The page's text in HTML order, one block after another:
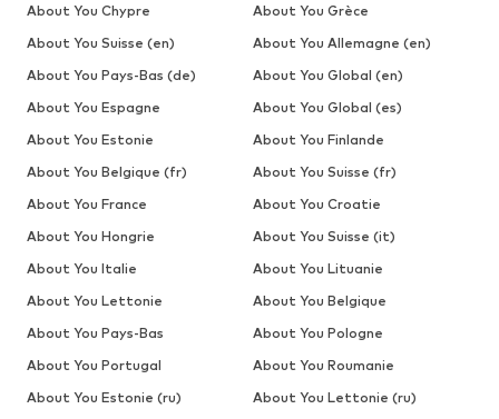
About You Chypre
About You Grèce
About You Suisse (en)
About You Allemagne (en)
About You Pays-Bas (de)
About You Global (en)
About You Espagne
About You Global (es)
About You Estonie
About You Finlande
About You Belgique (fr)
About You Suisse (fr)
About You France
About You Croatie
About You Hongrie
About You Suisse (it)
About You Italie
About You Lituanie
About You Lettonie
About You Belgique
About You Pays-Bas
About You Pologne
About You Portugal
About You Roumanie
About You Estonie (ru)
About You Lettonie (ru)